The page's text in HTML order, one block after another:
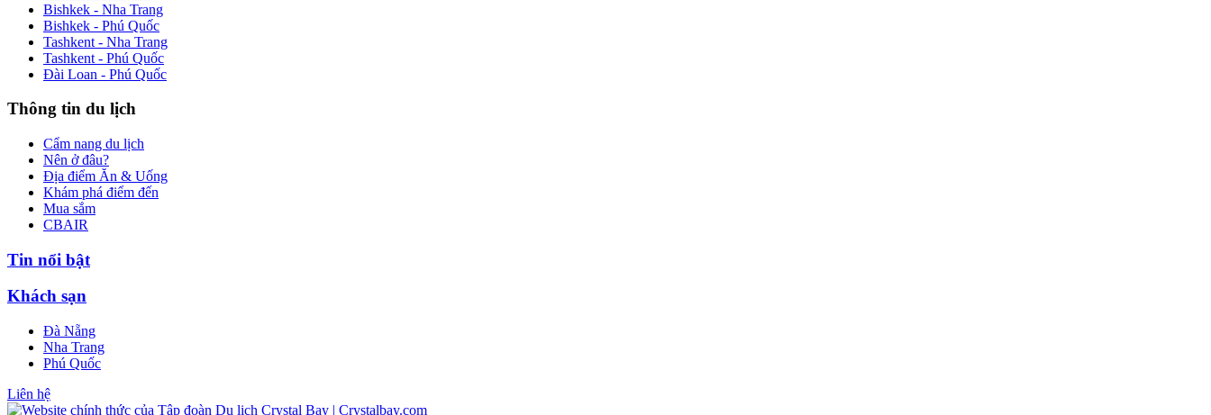
Bishkek - Nha Trang
Bishkek - Phú Quốc
Tashkent - Nha Trang
Tashkent - Phú Quốc
Đài Loan - Phú Quốc
Thông tin du lịch
Cẩm nang du lịch
Nên ở đâu?
Địa điểm Ăn & Uống
Khám phá điểm đến
Mua sắm
CBAIR
Tin nổi bật
Khách sạn
Đà Nẵng
Nha Trang
Phú Quốc
Liên hệ